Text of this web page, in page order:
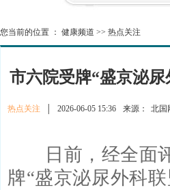
您当前的位置 ： 健康频道 >> 热点关注
市六院受牌“盛京泌
热点关注 2026-06-05 15:36 来源： 北国
日前，经全面评
牌“盛京泌尿外科